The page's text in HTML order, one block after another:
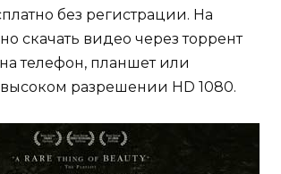
без регистрации. На
скачать видео через торрент
телефон, планшет или
разрешении HD 1080.